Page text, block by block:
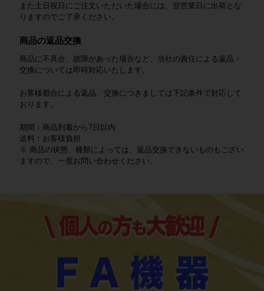
また土日祝日にご注文いただいた場合には、翌営業日に出荷とな
りますのでご了承ください。
商品の返品交換
商品に不具合、故障があった場合など、当社の責任による返品・
交換については即時対応いたします。
お客様都合による返品、交換につきましては下記条件で対応して
おります。
期間：商品到着から7日以内
送料：お客様負担
※ 商品の状態、種類によっては、返品交換できないものもござい
ますので、一度お問い合わせください。